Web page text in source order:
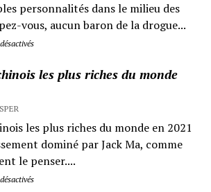
personnalités dans le milieu des
vous, aucun baron de la drogue...
les plus riches du monde
les plus riches du monde en 2021
dominé par Jack Ma, comme
le penser....